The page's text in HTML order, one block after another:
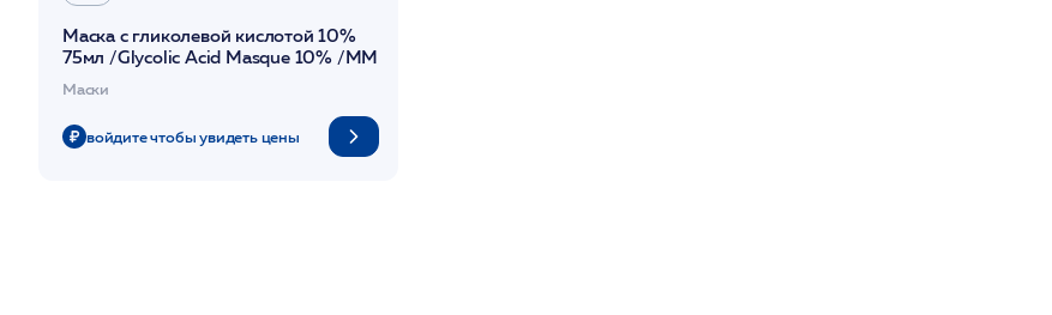
Маска с гликолевой кислотой 10%
75мл /Glycolic Acid Masque 10% /MM
Маски
войдите чтобы увидеть цены